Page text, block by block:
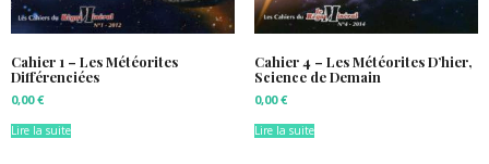
Cahier 1 – Les Météorites
Différenciées
0,00€
Lire la suite
Cahier 4 – Les Météorites D’hier,
Science de Demain
0,00€
Lire la suite